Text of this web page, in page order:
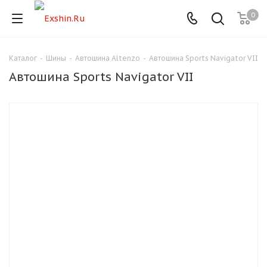
0
Каталог - Шины - Автошина Altenzo - Автошина Sports Navigator VII
Автошина Sports Navigator VII
Для клиентов всех банков